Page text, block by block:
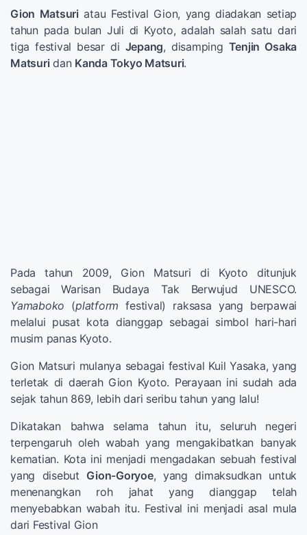
Gion Matsuri atau Festival Gion, yang diadakan setiap
tahun pada bulan Juli di Kyoto, adalah salah satu dari
tiga festival besar di Jepang, disamping Tenjin Osaka
Matsuri dan Kanda Tokyo Matsuri.
Pada tahun 2009, Gion Matsuri di Kyoto ditunjuk
sebagai Warisan Budaya Tak Berwujud UNESCO.
Yamaboko (platformfestival) raksasa yang berpawai
melalui pusat kota dianggap sebagai simbol hari-hari
musim panas Kyoto.
Gion Matsuri mulanya sebagai festival Kuil Yasaka, yang
terletak di daerah Gion Kyoto. Perayaan ini sudah ada
sejak tahun 869, lebih dari seribu tahun yang lalu!
Dikatakan bahwa selama tahun itu, seluruh negeri
terpengaruh oleh wabah yang mengakibatkan banyak
kematian. Kota ini menjadi mengadakan sebuah festival
yang disebut Gion-Goryoe, yang dimaksudkan untuk
menenangkan roh jahat yang dianggap telah
menyebabkan wabah itu. Festival ini menjadi asal mula
dari Festival Gion